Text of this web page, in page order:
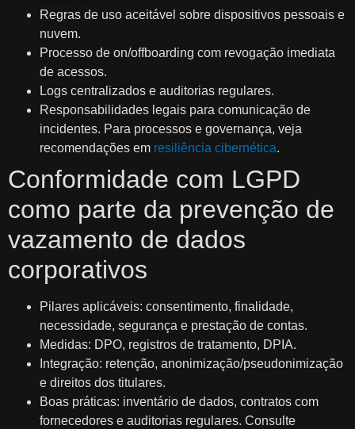
Regras de uso aceitável sobre dispositivos pessoais e
nuvem.
Processo de on/offboarding com revogação imediata
de acessos.
Logs centralizados e auditorias regulares.
Responsabilidades legais para comunicação de
incidentes. Para processos e governança, veja
recomendações em resiliência cibernética.
Conformidade com LGPD
como parte da prevenção de
vazamento de dados
corporativos
Pilares aplicáveis: consentimento, finalidade,
necessidade, segurança e prestação de contas.
Medidas: DPO, registros de tratamento, DPIA.
Integração: retenção, anonimização/pseudonimização
e direitos dos titulares.
Boas práticas: inventário de dados, contratos com
fornecedores e auditorias regulares. Consulte